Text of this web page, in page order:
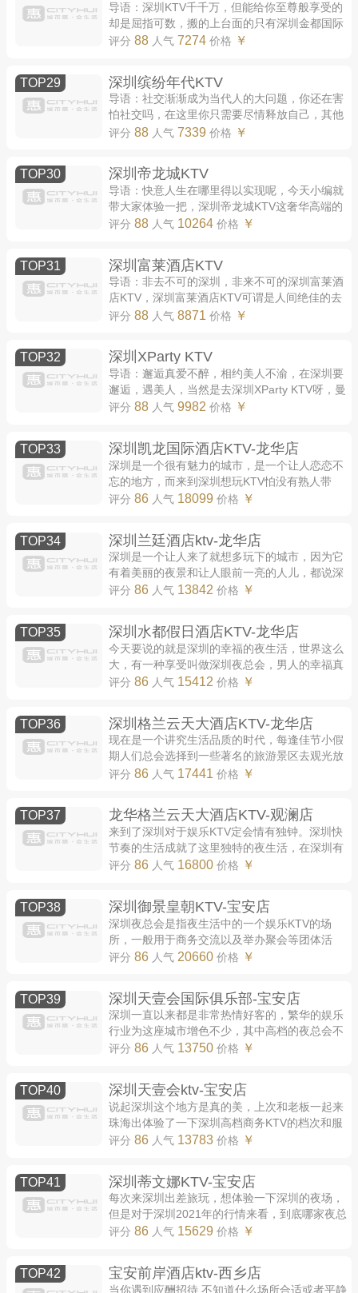
导语：深圳KTV千千万，但能给你至尊般享受的
却是屈指可数，搬的上台面的只有深圳金都国际
KTV了，全新的感觉，不一样的尊贵，香车美
评分 88 人气 7274 价格 ￥
TOP29 深圳缤纷年代KTV
导语：社交渐渐成为当代人的大问题，你还在害
怕社交吗，在这里你只需要尽情释放自己，其他
的自会一步步到来，深圳缤纷年代KTV，让陌生
评分 88 人气 7339 价格 ￥
TOP30 深圳帝龙城KTV
导语：快意人生在哪里得以实现呢，今天小编就
带大家体验一把，深圳帝龙城KTV这奢华高端的
场景，供应俱全的酒水，应有尽有的歌舞，无微
评分 88 人气 10264 价格 ￥
TOP31 深圳富莱酒店KTV
导语：非去不可的深圳，非来不可的深圳富莱酒
店KTV，深圳富莱酒店KTV可谓是人间绝佳的去
处，进门映入眼帘的就是这激动澎湃的场景，歌
评分 88 人气 8871 价格 ￥
TOP32 深圳XParty KTV
导语：邂逅真爱不醉，相约美人不渝，在深圳要
邂逅，遇美人，当然是去深圳XParty KTV呀，曼
妙的舞姿，风趣的挑逗，你想要找的都在这里，
评分 88 人气 9982 价格 ￥
TOP33 深圳凯龙国际酒店KTV-龙华店
深圳是一个很有魅力的城市，是一个让人恋恋不
忘的地方，而来到深圳想玩KTV怕没有熟人带
领，找不到好耍的KTV，找不到资源质量好且丰
评分 86 人气 18099 价格 ￥
TOP34 深圳兰廷酒店ktv-龙华店
深圳是一个让人来了就想多玩下的城市，因为它
有着美丽的夜景和让人眼前一亮的人儿，都说深
圳是经济发展城市，晚上玩深圳的KTV夜总会视
评分 86 人气 13842 价格 ￥
TOP35 深圳水都假日酒店KTV-龙华店
今天要说的就是深圳的幸福的夜生活，世界这么
大，有一种享受叫做深圳夜总会，男人的幸福真
的很简单，一场夜生活就足够了，深圳的高端
评分 86 人气 15412 价格 ￥
TOP36 深圳格兰云天大酒店KTV-龙华店
现在是一个讲究生活品质的时代，每逢佳节小假
期人们总会选择到一些著名的旅游景区去观光放
松心情。随着网络的迅猛发展，深圳的知名度也
评分 86 人气 17441 价格 ￥
TOP37 龙华格兰云天大酒店KTV-观澜店
来到了深圳对于娱乐KTV定会情有独钟。深圳快
节奏的生活成就了这里独特的夜生活，在深圳有
着大大小小的夜总会，多种风格不同，气氛也不
评分 86 人气 16800 价格 ￥
TOP38 深圳御景皇朝KTV-宝安店
深圳夜总会是指夜生活中的一个娱乐KTV的场
所，一般用于商务交流以及举办聚会等团体活
动。适用于商务招待，朋友聚会，个人娱乐等。
评分 86 人气 20660 价格 ￥
TOP39 深圳天壹会国际俱乐部-宝安店
深圳一直以来都是非常热情好客的，繁华的娱乐
行业为这座城市增色不少，其中高档的夜总会不
仅环境档次豪华，服务更是有珠海独有的热情和
评分 86 人气 13750 价格 ￥
TOP40 深圳天壹会ktv-宝安店
说起深圳这个地方是真的美，上次和老板一起来
珠海出体验了一下深圳高档商务KTV的档次和服
务，非常的不错！在深圳经常玩的朋友可以聊一
评分 86 人气 13783 价格 ￥
TOP41 深圳蒂文娜KTV-宝安店
每次来深圳出差旅玩，想体验一下深圳的夜场，
但是对于深圳2021年的行情来看，到底哪家夜总
会好耍呢？到底哪家夜总会环境好呢？哪家夜总
评分 86 人气 15629 价格 ￥
TOP42 宝安前岸酒店ktv-西乡店
当你遇到应酬招待,不知道什么场所合适或者平静